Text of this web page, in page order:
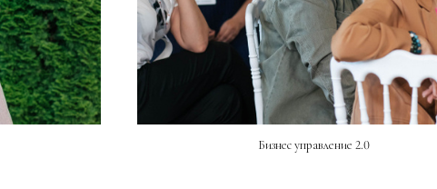
Бизнес управление 2.0